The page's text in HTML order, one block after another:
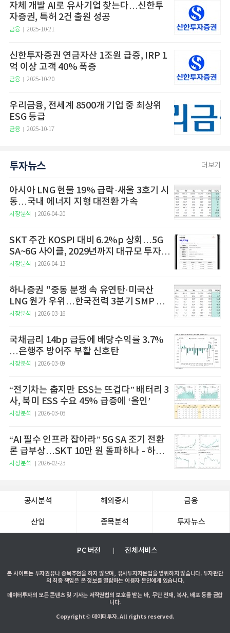
자체 개발 AI로 유사기업 찾는다…신한투
자증권, 특허 2건 출원 성공
금융 2025-10-21
신한투자증권 연금자산 1조원 급증, IRP 1
억 이상 고객 40% 폭증
금융 2025-10-20
우리금융, 전세계 8500개 기업 중 최상위
ESG 등급
금융 2025-10-17
투자뉴스 더보기
아시아 LNG 현물 19% 급락·새울 3호기 시
동…국내 에너지 지형 대전환 가속
시장분석 2026-04-20
SKT 주간 KOSPI 대비 6.2%p 상회…5G
SA~6G 사이클, 2029년까지 대규모 투자
예고
시장분석 2026-04-13
하나증권 "중동 분쟁 속 유연탄·미국산
LNG 원가 우위…한국전력 3분기 SMP 상
승 전망"
시장분석 2026-03-16
국채금리 14bp 급등에 배당수익률 3.7%
…은행주 방어주 부활 신호탄
시장분석 2026-03-09
“전기차는 춥지만 ESS는 뜨겁다” 배터리 3
사, 북미 ESS 수요 45% 급증에 ‘올인’
시장분석 2026-03-03
“AI 필수 인프라 잡아라” 5G SA 조기 전환
론 급부상…SKT 10만 원 돌파하나 - 하나
증권
시장분석 2026-02-23
공시분석 해외증시 금융
산업 종목분석 투자뉴스
PC 버전 전체서비스
본 사이트는 투자권유나 종목추천을 하지 않으며, 유사투자자문업을 영위하지 않습니다. 투자판단
의 최종 책임은 본 정보를 열람하는 이용자 본인에게 있습니다.
데이터투자의 모든 콘텐츠 및 기사는 저작권법의 보호를 받는 바, 무단 전재, 복사, 배포 등을 금합
니다.
Copyright © 데이터투자. All rights reserved.